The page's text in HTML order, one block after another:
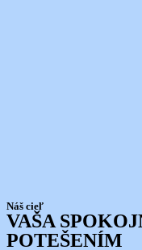
Náš cieľ
VAŠA
POTEŠENÍM